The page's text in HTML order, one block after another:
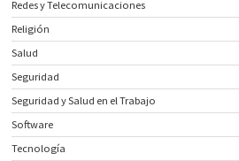
Redes y Telecomunicaciones
Religión
Salud
Seguridad
Seguridad y Salud en el Trabajo
Software
Tecnología